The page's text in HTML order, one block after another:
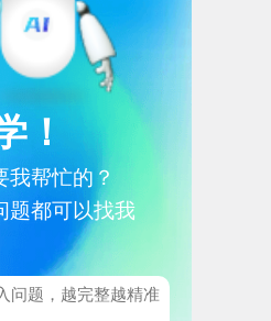
！
我帮忙的？
题都可以找我